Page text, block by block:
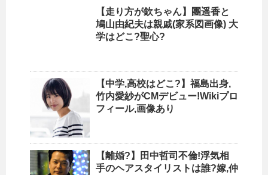
【走り方が欽ちゃん】團遥香と
鳩山由紀夫は親戚(家系図画像) 大
学はどこ?聖心?
【中学,高校はどこ?】福島出身,
竹内愛紗がCMデビュー!Wikiプロ
フィール,画像あり
【離婚?】田中哲司不倫!浮気相
手のヘアスタイリストは誰?嫁,仲